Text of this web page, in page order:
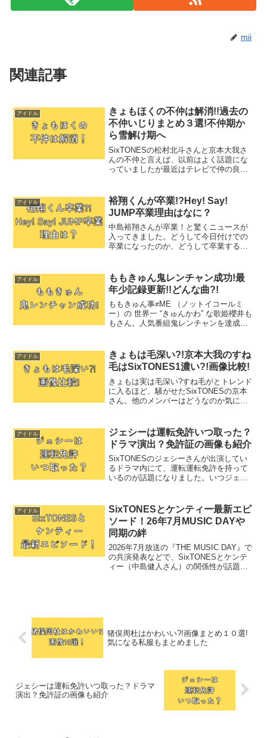
mii
関連記事
アイドル
きょもほくの不仲は解消!!過去の
不仲いじりまとめ３選!不仲期か
ら雪解け期へ
SixTONESの松村北斗さんと京本大我さ
んの不仲と言えば、以前はよく話題にな
っていましたが最近はテレビで仲の良さ
仲と言われていたのか気になったので調
べてまとめました。...
アイドル
裕翔くんが卒業!?Hey! Say!
JUMP卒業理由はなに？
中島裕翔さんが卒業！と驚くニュースが
入ってきました。どうして今日付けでの
卒業になったのか、どうして卒業するこ
スが入ってきました。Hey! Say! JUMP
の...
アイドル
ももきゅん鬼レンチャン成功!最
年少記録更新!!どんな曲?!
ももきゅん事≠ME （ノットイコールミ
ー）の 世界一 “きゅんかわ” な歌姫櫻井も
もさん。人気番組鬼レンチャンを達成さ
まとめました。ももきゅん鬼レンチャン
成功!≠ME （...
アイドル
きょもは毛深い?!京本大我のすね
毛はSixTONES1濃い?!画像比較!
きょもは実は毛深い?すね毛がとトレンド
に入るほど、騒がせたSixTONESの京本
さん。他のメンバーはどうなのか気にな
さんと言えば、SixTONESの中でも中性
的なイメ...
アイドル
ジェシーは運転免許いつ取った？
ドラマ演出？免許証の画像も紹介
SixTONESのジェシーさんが出演してい
るドラマ内にて、運転運転免許を持って
いるのが話題になりました。いつジェシ
ることをまとめました。ジェシーは運転
免許いつ取った？ド...
アイドル
SixTONESとケンティー最新エピ
ソード！26年7月MUSIC DAYや
同期の絆
2026年7月放送の『THE MUSIC DAY』で
の共演発表などで、SixTONESとケンテ
ィー（中島健人さん）の関係性が話題で
猪俣周杜はかわいい?!画像まとめ１０選!
気になる私服もまとめました
ジェシーは運転免許いつ取った？ドラマ
演出？免許証の画像も紹介